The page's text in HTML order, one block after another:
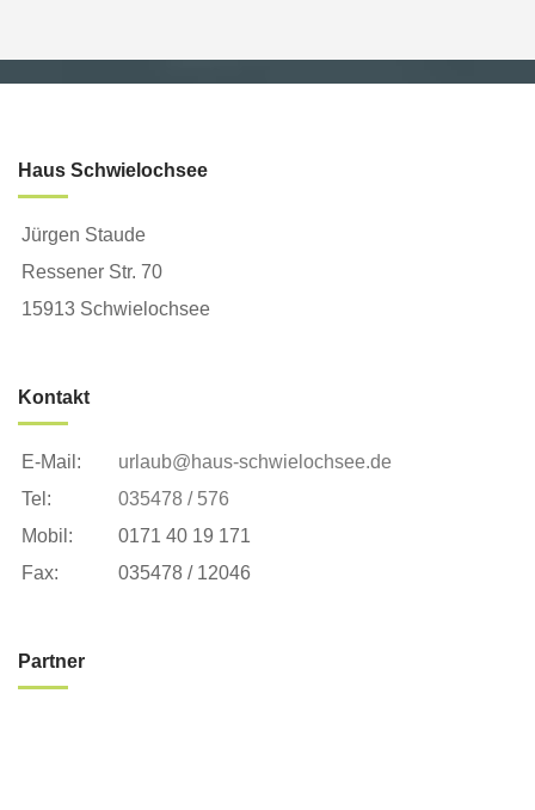
Haus Schwielochsee
Jürgen Staude
Ressener Str. 70
15913 Schwielochsee
Kontakt
E-Mail:
urlaub@haus-schwielochsee.de
Tel:
035478 / 576
Mobil:
0171 40 19 171
Fax:
035478 / 12046
Partner